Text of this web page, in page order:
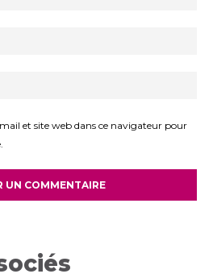
et site web dans ce navigateur pour